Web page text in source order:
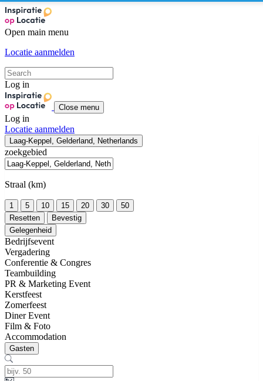
Open main menu
Locatie aanmelden
Log in
Close menu
Log in
Locatie aanmelden
Laag-Keppel, Gelderland, Netherlands
zoekgebied
Straal (km)
1 5 10 15 20 30
50
Resetten
Bevestig
Gelegenheid
Bedrijfsevent
Vergadering
Conferentie & Congres
Teambuilding
PR & Marketing Event
Kerstfeest
Zomerfeest
Diner Event
Film & Foto
Accommodation
Gasten